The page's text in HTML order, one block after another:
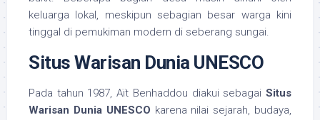
keluarga lokal, meskipun sebagian besar warga kini
tinggal di pemukiman modern di seberang sungai.
Situs Warisan Dunia UNESCO
Pada tahun 1987, Aït Benhaddou diakui sebagai Situs
Warisan Dunia UNESCO karena nilai sejarah, budaya,